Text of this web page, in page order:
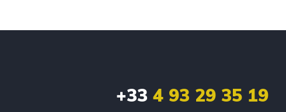
+33 4 93 29 35 19